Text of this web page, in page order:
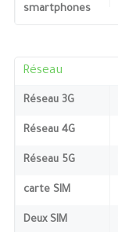
smartphones
Réseau
Réseau 3G
Réseau 4G
Réseau 5G
carte SIM
Deux SIM